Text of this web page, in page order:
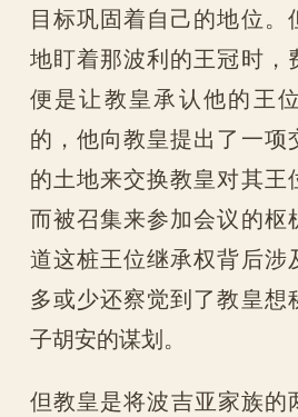
目标巩固着自己的地位
地盯着那波利的王冠时，
便是让教皇承认他的王
的，他向教皇提出了一项
的土地来交换教皇对其王
而被召集来参加会议的枢
道这桩王位继承权背后涉
多或少还察觉到了教皇想
子胡安的谋划。
但教皇是将波吉亚家族